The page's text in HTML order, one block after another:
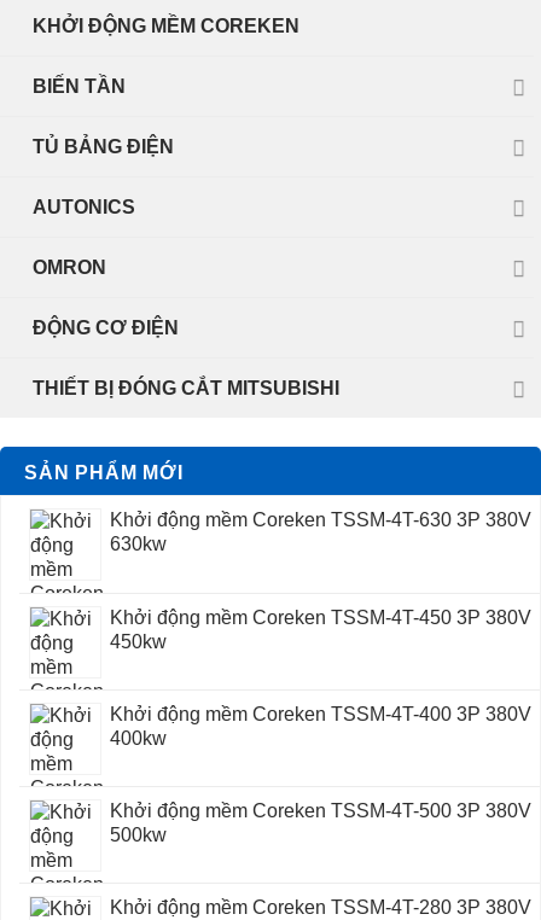
KHỞI ĐỘNG MỀM COREKEN
BIẾN TẦN
TỦ BẢNG ĐIỆN
AUTONICS
OMRON
ĐỘNG CƠ ĐIỆN
THIẾT BỊ ĐÓNG CẮT MITSUBISHI
SẢN PHẨM MỚI
Khởi động mềm Coreken TSSM-4T-630 3P 380V
630kw
Khởi động mềm Coreken TSSM-4T-450 3P 380V
450kw
Khởi động mềm Coreken TSSM-4T-400 3P 380V
400kw
Khởi động mềm Coreken TSSM-4T-500 3P 380V
500kw
Khởi động mềm Coreken TSSM-4T-280 3P 380V